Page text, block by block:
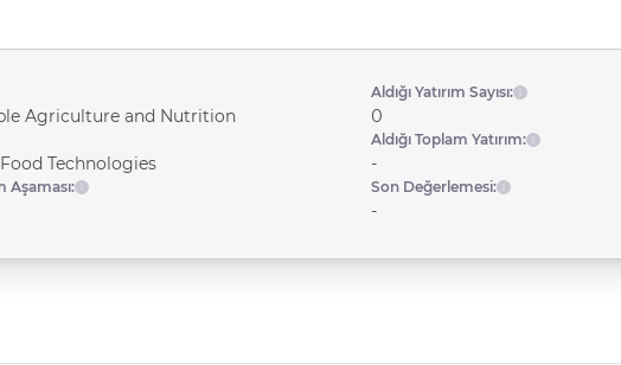
Agriculture and Nutrition
Technologies
Aşaması:
Aldığı Yatırım Sayısı:
0
Aldığı Toplam Yatırım:
-
Son Değerlemesi:
-